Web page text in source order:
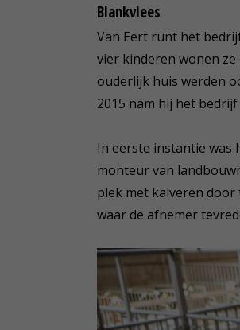
Blankvlees
Van Eert runt het
vier kinderen wonen ze
ouderlijk huis werden
2015 nam hij het
In eerste instantie was
monteur van
plek met kalveren door
waar de afnemer